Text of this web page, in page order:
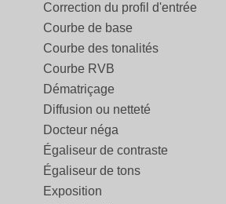
Correction du profil d'entrée
Courbe de base
Courbe des tonalités
Courbe RVB
Dématriçage
Diffusion ou netteté
Docteur néga
Égaliseur de contraste
Égaliseur de tons
Exposition